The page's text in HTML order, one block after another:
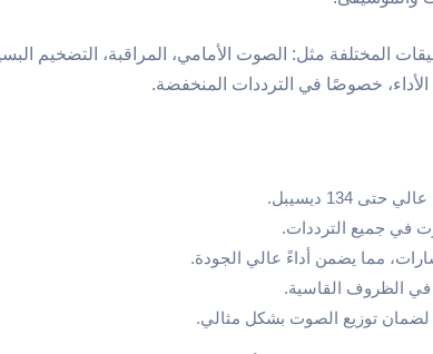
المختلفة مثل: الصوت الأمامي، المراقبة، التضخيم
الأداء، خصوصًا في الترددات المنخفضة.
134 ديسيبل.
في جميع الترددات.
مما يضمن أداءً عالي الجودة.
في الظروف القاسية.
لضمان توزيع الصوت بشكل مثالي.